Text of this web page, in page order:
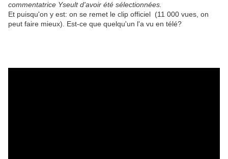
commentatrice Yseult d'avoir été sélectionnées.
Et puisqu'on y est: on se remet le clip officiel (11 000 vues, on
peut faire mieux). Est-ce que quelqu'un l'a vu en télé?